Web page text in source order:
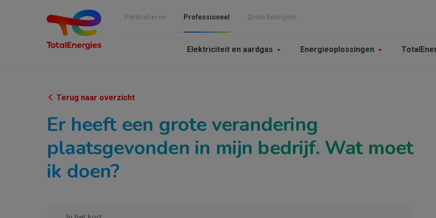
Particulieren Professioneel Grote bedrijven
Main
&
PME
Elektriciteit en aardgas Energieoplossingen
Terug naar overzicht
Er heeft een grote verandering
plaatsgevonden in mijn bedrijf. Wat moet
ik doen?